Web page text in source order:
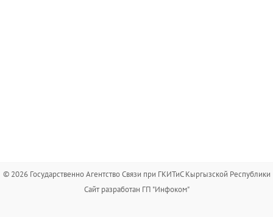
© 2026 Государственно Агентство Связи при ГКИТиС Кыргызской Республики
Сайт разработан ГП "Инфоком"